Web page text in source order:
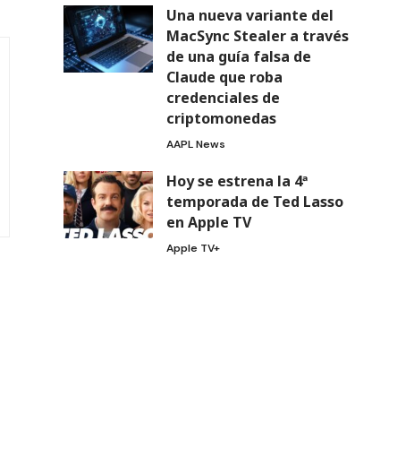
Una nueva variante del
MacSync Stealer a través
de una guía falsa de
Claude que roba
credenciales de
criptomonedas
AAPL News
Hoy se estrena la 4ª
temporada de Ted Lasso
en Apple TV
Apple TV+